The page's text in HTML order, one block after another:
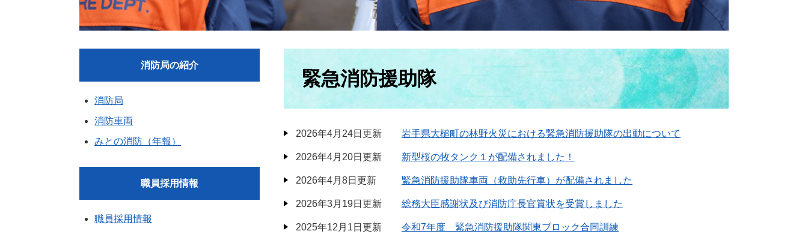
緊急消防援助隊
2026年4月24日更新 岩手県大槌町の林野火災における緊急消防援助隊の出動について
2026年4月20日更新 新型桜の牧タンク１が配備されました！
2026年4月8日更新 緊急消防援助隊車両（救助先行車）が配備されました
2026年3月19日更新 総務大臣感謝状及び消防庁長官賞状を受賞しました
2025年12月1日更新 令和7年度 緊急消防援助隊関東ブロック合同訓練
消防局の紹介
消防局
消防車両
みとの消防（年報）
職員採用情報
職員採用情報